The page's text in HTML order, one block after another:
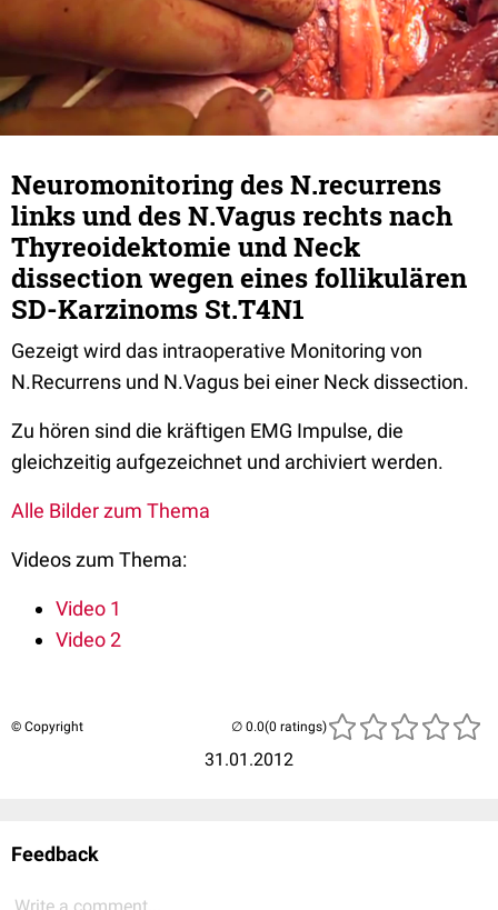
Neuromonitoring des N.recurrens
links und des N.Vagus rechts nach
Thyreoidektomie und Neck
dissection wegen eines follikulären
SD-Karzinoms St.T4N1
Gezeigt wird das intraoperative Monitoring von
N.Recurrens und N.Vagus bei einer Neck dissection.
Zu hören sind die kräftigen EMG Impulse, die
gleichzeitig aufgezeichnet und archiviert werden.
Alle Bilder zum Thema
Videos zum Thema:
Video 1
Video 2
© Copyright
31.01.2012
(0 ratings)
Feedback